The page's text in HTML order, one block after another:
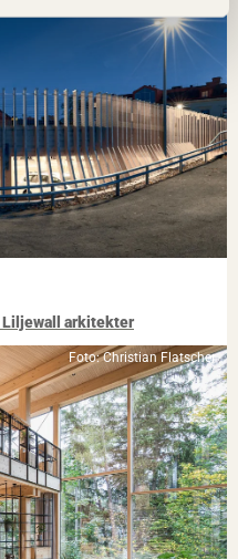
Liljewall arkitekter
Foto: Christian Flatscher